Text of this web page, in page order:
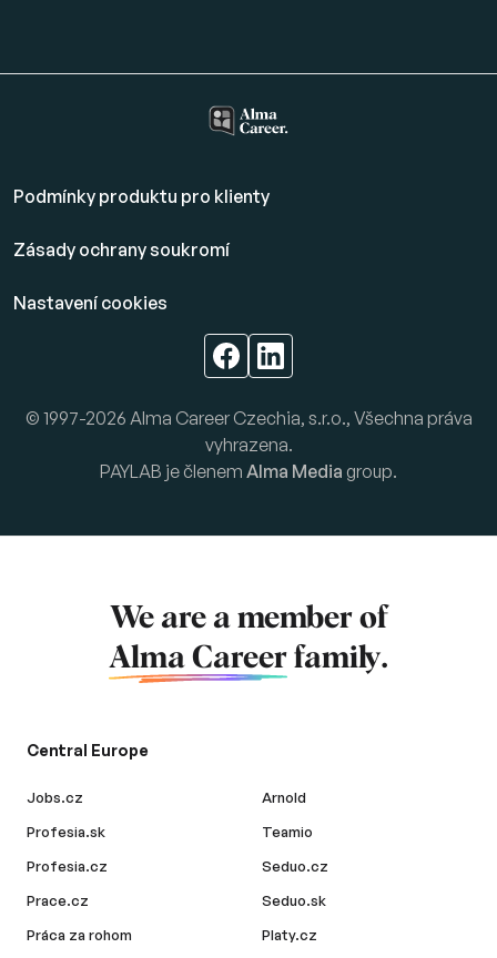
Podmínky produktu pro klienty
Zásady ochrany soukromí
Nastavení cookies
© 1997-2026 Alma Career Czechia, s.r.o., Všechna práva
vyhrazena.
PAYLAB je členem Alma Media group.
We are a member of
Alma Career family.
Central Europe
Jobs.cz
Profesia.sk
Profesia.cz
Prace.cz
Práca za rohom
Arnold
Teamio
Seduo.cz
Seduo.sk
Platy.cz